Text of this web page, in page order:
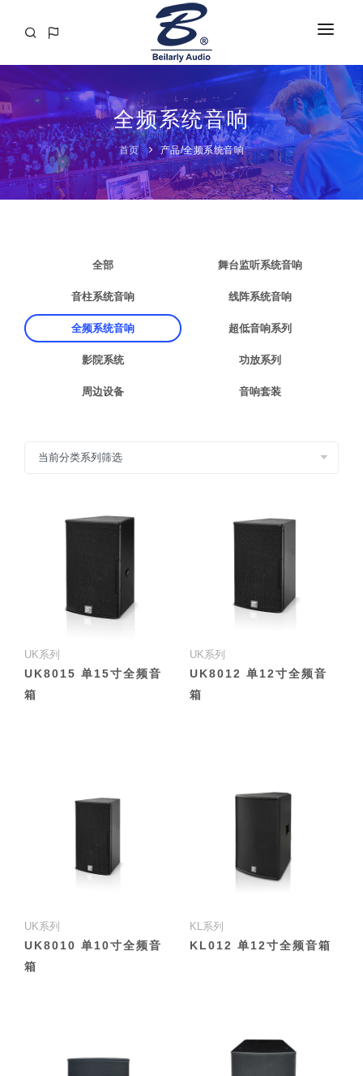
首页
关于
产品
工程案例
音响百科
全频系统音响
首页 产品/全频系统音响
全部 舞台监听系统音响
音柱系统音响 线阵系统音响
全频系统音响 超低音响系列
影院系统 功放系列
周边设备 音响套装
UK系列
UK8015 单15寸全频音
箱
UK系列
UK8012 单12寸全频音
箱
UK系列
UK8010 单10寸全频音
箱
KL系列
KL012 单12寸全频音箱